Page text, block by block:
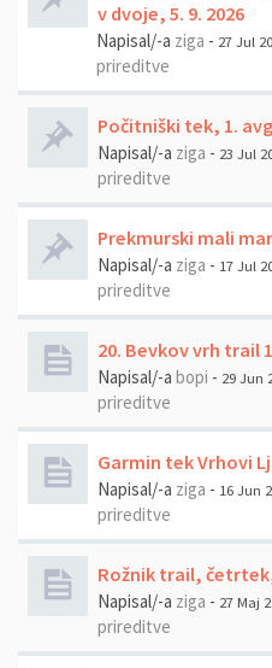
v dvoje, 5. 9. 2026
Napisal/-a ziga - 27 Jul
prireditve
Počitniški tek, 1.
Napisal/-a ziga - 23 Jul
prireditve
Prekmurski mali
Napisal/-a ziga - 17 Jul
prireditve
20. Bevkov vrh trail
Napisal/-a bopi - 29 Jun
prireditve
Garmin tek Vrhovi
Napisal/-a ziga - 16 Jun
prireditve
Rožnik trail,
Napisal/-a ziga - 27 Maj
prireditve